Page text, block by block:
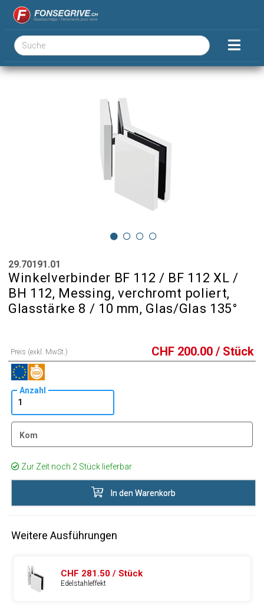
29.70191.01
Winkelverbinder BF 112 / BF 112 XL /
BH 112, Messing, verchromt poliert,
Glasstärke 8 / 10 mm, Glas/Glas 135°
Preis (exkl. MwSt.) CHF 200.00 / Stück
Anzahl
Kom
Zur Zeit noch 2 Stück lieferbar
In den Warenkorb
Weitere Ausführungen
CHF 281.50 / Stück
Edelstahleffekt